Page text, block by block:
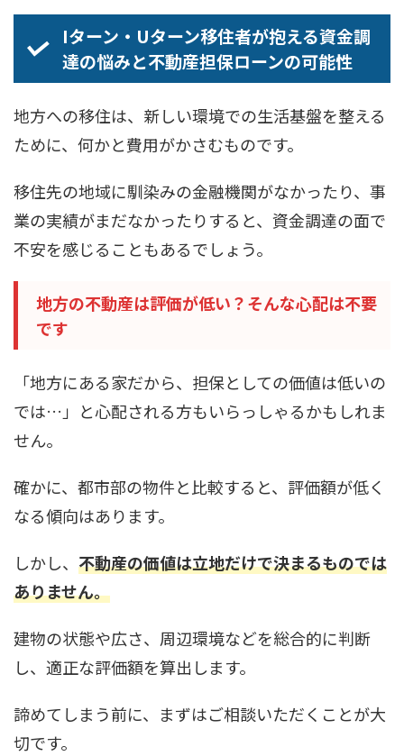
Iターン・Uターン移住者が抱える資金調
達の悩みと不動産担保ローンの可能性
地方への移住は、新しい環境での生活基盤を整える
ために、何かと費用がかさむものです。
移住先の地域に馴染みの金融機関がなかったり、事
業の実績がまだなかったりすると、資金調達の面で
不安を感じることもあるでしょう。
地方の不動産は評価が低い？そんな心配は不要
です
「地方にある家だから、担保としての価値は低いの
では…」と心配される方もいらっしゃるかもしれま
せん。
確かに、都市部の物件と比較すると、評価額が低く
なる傾向はあります。
しかし、 不動産の価値は立地だけで決まるものでは
ありません。
建物の状態や広さ、周辺環境などを総合的に判断
し、適正な評価額を算出します。
諦めてしまう前に、まずはご相談いただくことが大
切です。